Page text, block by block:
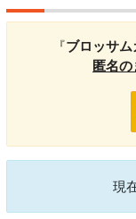
『ブロッサ
匿名
現